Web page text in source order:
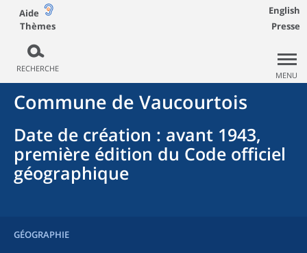
Aide
Thèmes
RECHERCHE
English
Presse
MENU
Commune de Vaucourtois
Date de création : avant 1943,
première édition du Code officiel
géographique
GÉOGRAPHIE